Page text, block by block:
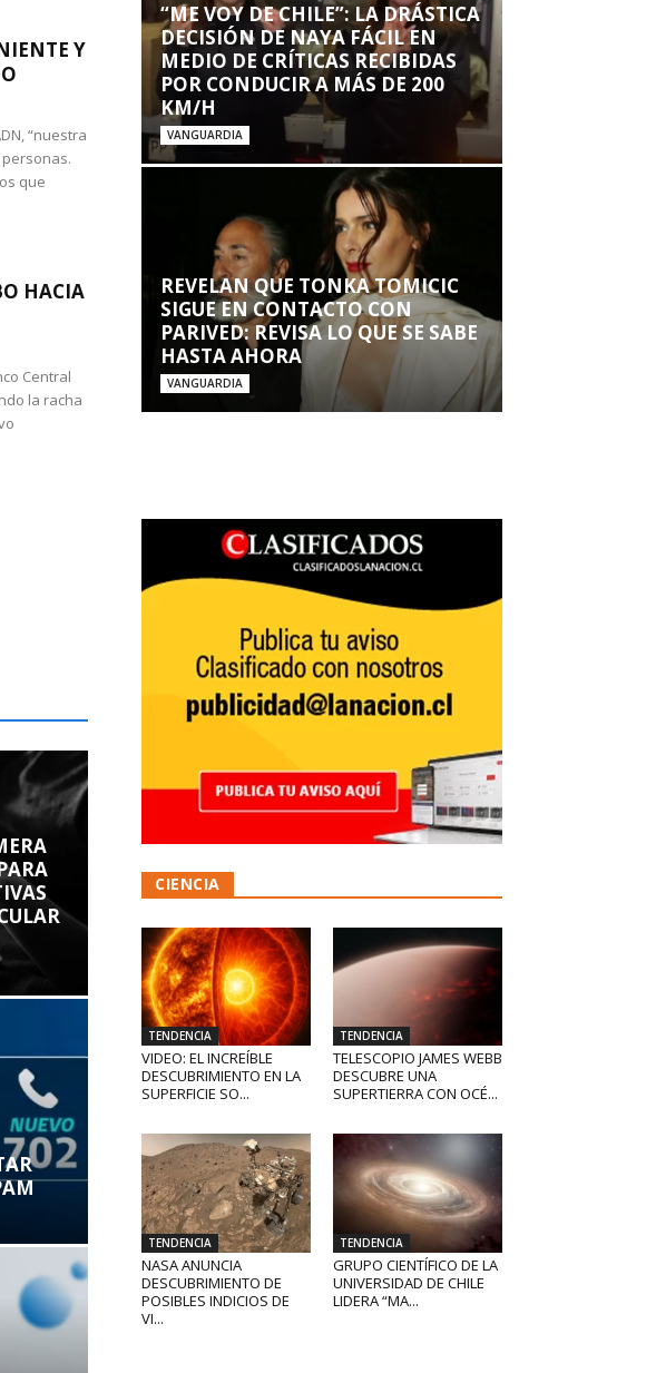
Y
“nuestra
que
HACIA
Central
la racha
“ME VOY DE CHILE”: LA DRÁSTICA
DECISIÓN DE NAYA FÁCIL EN
MEDIO DE CRÍTICAS RECIBIDAS
POR CONDUCIR A MÁS DE 200
KM/H
VANGUARDIA
REVELAN QUE TONKA TOMICIC
SIGUE EN CONTACTO CON
PARIVED: REVISA LO QUE SE SABE
HASTA AHORA
VANGUARDIA
CIENCIA
TENDENCIA
VIDEO: EL INCREÍBLE
DESCUBRIMIENTO EN LA
SUPERFICIE SO...
TENDENCIA
TELESCOPIO JAMES WEBB
DESCUBRE UNA
SUPERTIERRA CON OCÉ...
TENDENCIA
NASA ANUNCIA
DESCUBRIMIENTO DE
POSIBLES INDICIOS DE
VI...
TENDENCIA
GRUPO CIENTÍFICO DE LA
UNIVERSIDAD DE CHILE
LIDERA “MA...